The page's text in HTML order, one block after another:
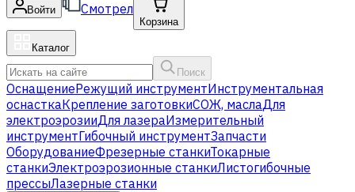
Войти Смотрел
Корзина
Каталог
Поиск
ОснащениеРежущий инструментИнструментальная
оснасткаКрепление заготовкиСОЖ, маслаДля
электроэрозииДля лазераИзмерительный
инструментГибочный инструментЗапчасти
ОборудованиеФрезерные станкиТокарные
станкиЭлектроэрозионные станкиЛистогибочные
прессыЛазерные станки